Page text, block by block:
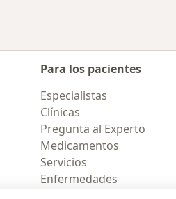
Para los pacientes
Especialistas
Clínicas
Pregunta al Experto
Medicamentos
Servicios
Enfermedades